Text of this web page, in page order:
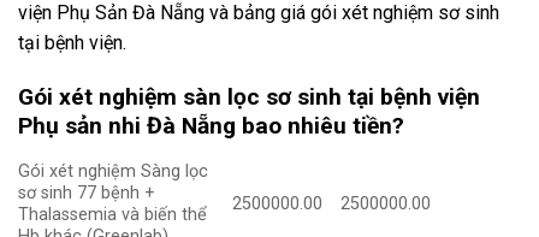
viện Phụ Sản Đà Nẵng và bảng giá gói xét nghiệm sơ sinh
tại bệnh viện.
Gói xét nghiệm sàn lọc sơ sinh tại bệnh viện
Phụ sản nhi Đà Nẵng bao nhiêu tiền?
Gói xét nghiệm Sàng lọc
sơ sinh 77 bệnh +
Thalassemia và biến thể
2500000.00 2500000.00